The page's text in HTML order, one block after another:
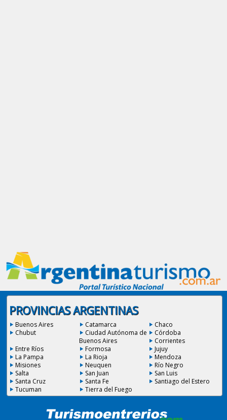
PROVINCIAS ARGENTINAS
Buenos Aires Catamarca
Chaco
Chubut
Ciudad Autónoma de
Buenos Aires
Córdoba
Corrientes
Entre Ríos
Formosa
Jujuy
La Pampa
La Rioja
Mendoza
Misiones
Neuquen
Río Negro
Salta
San Juan
San Luis
Santa Cruz
Santa Fe
Santiago del Estero
Tucuman
Tierra del Fuego